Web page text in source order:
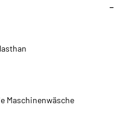
Maschinenwäsche